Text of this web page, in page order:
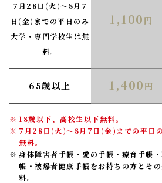
7月28日(火)〜8月7
日(金)までの平日のみ
大学・専門学校生は無
料。
1,100円
65歳以上 1,400円
18歳以下、高校生以下無料。
7月28日(火)〜8月7日(金)までの平日
無料。
身体障害者手帳・愛の手帳・療育手帳
帳・被爆者健康手帳をお持ちの方とそ
料。